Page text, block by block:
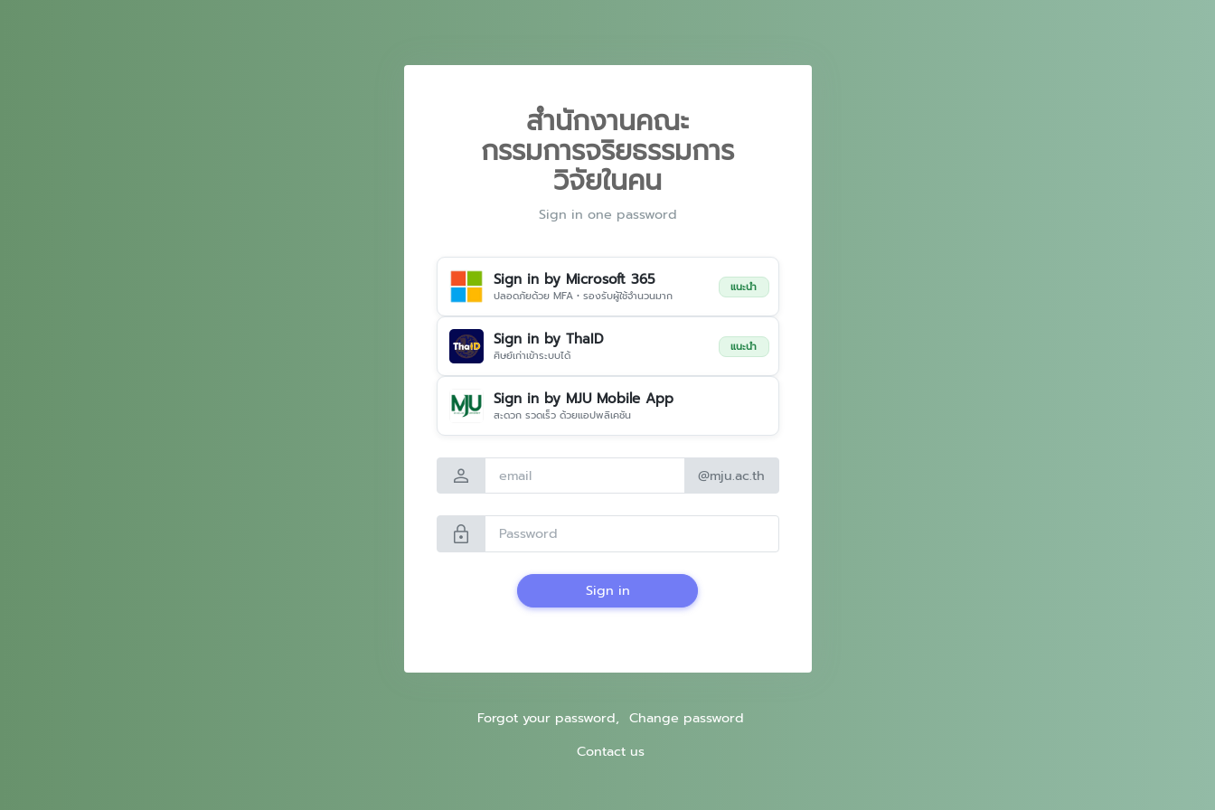
สำนักงานคณะ
กรรมการจริยธรรมการ
วิจัยในคน
Sign in one password
Sign in by Microsoft 365
ปลอดภัยด้วย MFA • รองรับผู้ใช้จำนวนมาก
แนะนำ
Sign in by ThaID
ศิษย์เก่าเข้าระบบได้
แนะนำ
Sign in by MJU Mobile App
สะดวก รวดเร็ว ด้วยแอปพลิเคชัน
person @mju.ac.th
lock
Sign in
Forgot your password, Change password
Contact us